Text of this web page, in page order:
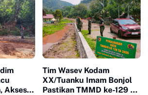
Akses
Tim Wasev Kodam
XX/Tuanku Imam Bonjol
Pastikan TMMD ke-129 di